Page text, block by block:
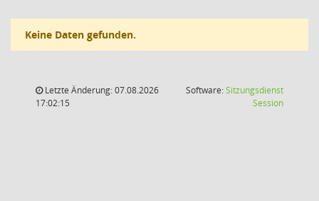
Keine Daten gefunden.
Letzte Änderung: 07.08.2026
17:02:15
Software:Sitzungsdienst
Session(Wird in